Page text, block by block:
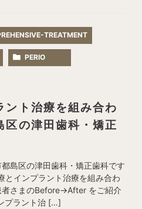
TREATMENT
PERIO
ント治療を組み合わ
区の津田歯科・矯正
島区の津田歯科・矯正歯科です
とインプラント治療を組み合わ
者さまのBefore→After をご紹介
プラント治 […]